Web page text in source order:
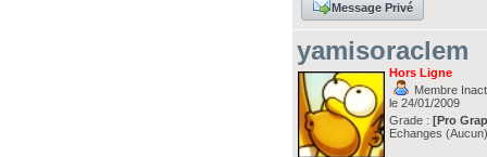
Message Privé
yamisoraclem
Hors Ligne
Membre
le 24/01/2009
Grade :[Pro
Echanges